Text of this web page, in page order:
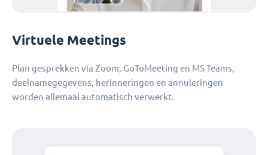
Virtuele Meetings
Plan gesprekken via Zoom, GoToMeeting en MS Teams,
deelnamegegevens, herinneringen en annuleringen
worden allemaal automatisch verwerkt.